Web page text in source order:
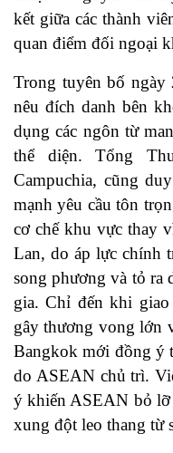
kết giữa các thành
quan điểm đối ngoại
Trong tuyên bố ngày
nêu đích danh bên
dụng các ngôn từ
thể diện. Tổng
Campuchia, cũng
mạnh yêu cầu tôn
cơ chế khu vực thay
Lan, do áp lực chính
song phương và tỏ ra
gia. Chỉ đến khi
gây thương vong lớn
Bangkok mới đồng ý
do ASEAN chủ trì.
ý khiến ASEAN bỏ lỡ
xung đột leo thang từ